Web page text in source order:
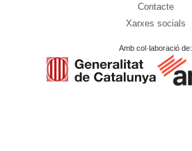
Contacte
Xarxes socials
Amb col·laboració de: